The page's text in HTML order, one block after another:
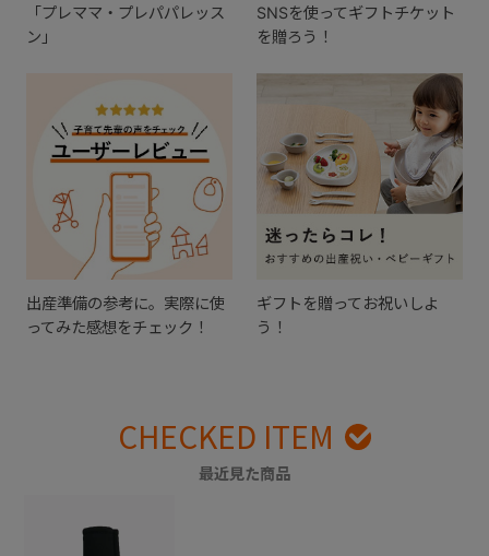
「プレママ・プレパパレッス
ン」
SNSを使ってギフトチケット
を贈ろう！
出産準備の参考に。実際に使
ってみた感想をチェック！
ギフトを贈ってお祝いしよ
う！
CHECKED ITEM
最近見た商品